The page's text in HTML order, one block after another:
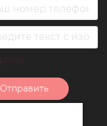
Отправить